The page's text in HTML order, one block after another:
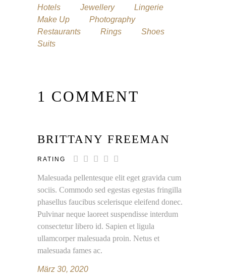
Hotels
Jewellery
Lingerie
Make Up
Photography
Restaurants
Rings
Shoes
Suits
1 COMMENT
BRITTANY FREEMAN
RATING
Malesuada pellentesque elit eget gravida cum
sociis. Commodo sed egestas egestas fringilla
phasellus faucibus scelerisque eleifend donec.
Pulvinar neque laoreet suspendisse interdum
consectetur libero id. Sapien et ligula
ullamcorper malesuada proin. Netus et
malesuada fames ac.
März 30, 2020